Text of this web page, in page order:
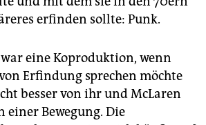
erfinden sollte: Punk.
eine Koproduktion, wenn
Erfindung sprechen möchte
besser von ihr und McLaren
einer Bewegung. Die